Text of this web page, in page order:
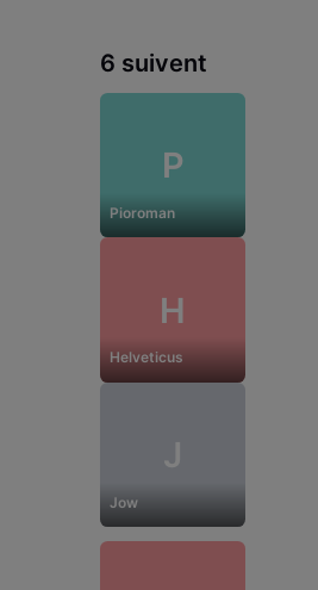
6 suivent
P
Pioroman
H
Helveticus
J
Jow